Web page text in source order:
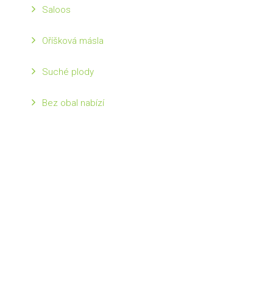
Saloos
Oříšková másla
Suché plody
Bez obal nabízí